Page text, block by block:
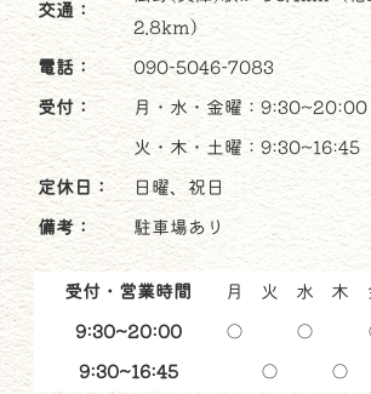
交通：
2.8km）
電話： 090-5046-7083
受付： 月・水・金曜：9:30~20:00
火・木・土曜：9:30~16:45
定休日： 日曜、祝日
備考： 駐車場あり
受付・営業時間 月 火 水 木
9:30~20:00 ○ ○
9:30~16:45 ○ ○